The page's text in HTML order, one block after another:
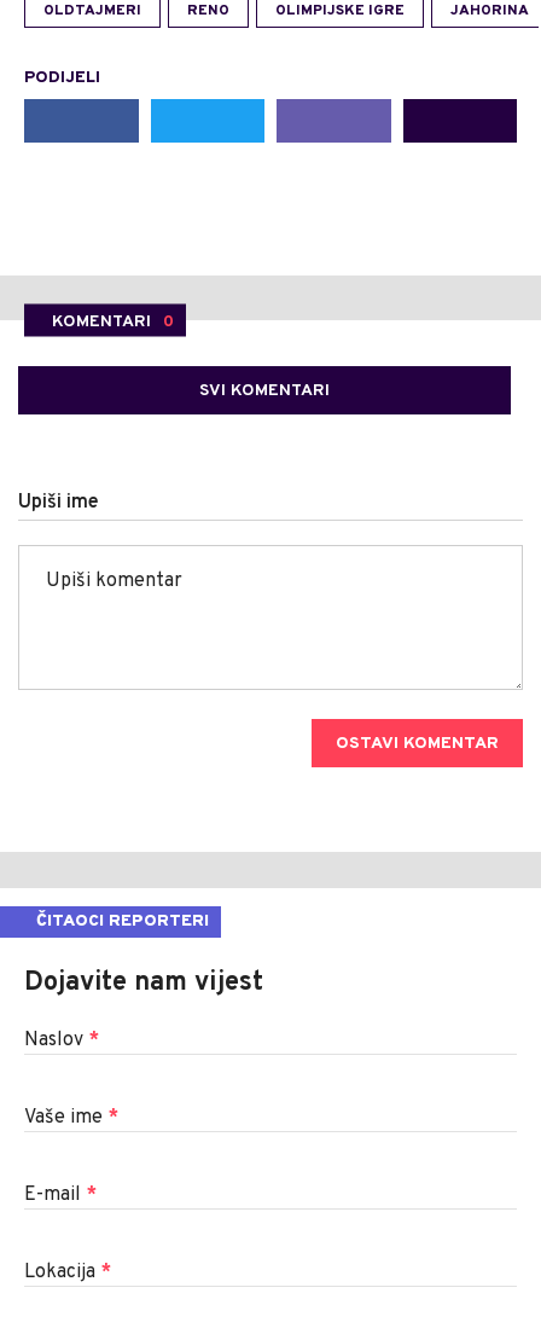
OLDTAJMERI RENO OLIMPIJSKE IGRE JAHORINA
PODIJELI
KOMENTARI 0
SVI KOMENTARI
Upiši ime
OSTAVI KOMENTAR
ČITAOCI REPORTERI
Dojavite nam vijest
Naslov *
Vaše ime *
E-mail *
Lokacija *